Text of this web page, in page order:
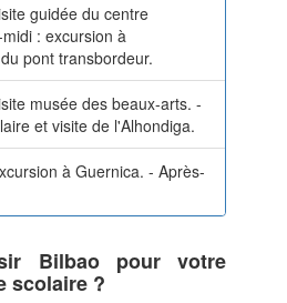
guidée du centre
: excursion à
pont transbordeur.
musée des beaux-arts. -
et visite de l'Alhondiga.
à Guernica. - Après-
Bilbao pour votre
scolaire ?